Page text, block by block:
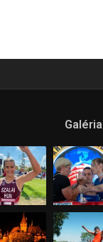
Galéria